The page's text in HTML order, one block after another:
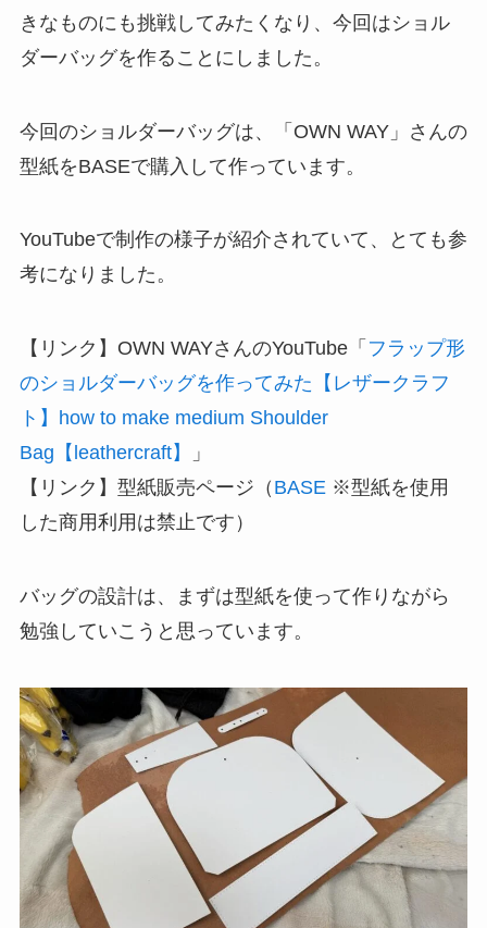
きなものにも挑戦してみたくなり、今回はショル
ダーバッグを作ることにしました。
今回のショルダーバッグは、「OWN WAY」さんの
型紙をBASEで購入して作っています。
YouTubeで制作の様子が紹介されていて、とても参
考になりました。
【リンク】OWN WAYさんのYouTube「 フラップ形
のショルダーバッグを作ってみた【レザークラフ
ト】how to make medium Shoulder
Bag【leathercraft】
」
【リンク】型紙販売ページ（ BASE※型紙を使用
した商用利用は禁止です）
バッグの設計は、まずは型紙を使って作りながら
勉強していこうと思っています。